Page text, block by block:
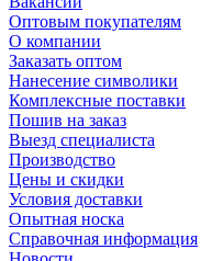
Оптовым покупателям
О компании
Заказать оптом
Нанесение символики
Комплексные поставки
Пошив на заказ
Выезд специалиста
Производство
Цены и скидки
Условия доставки
Опытная носка
Справочная информация